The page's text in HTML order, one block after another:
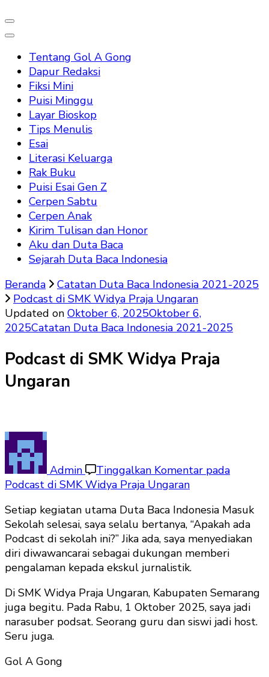
Tentang Gol A Gong
Dapur Redaksi
Fiksi Mini
Puisi Minggu
Layar Bioskop
Tips Menulis
Esai
Literasi Keluarga
Rak Buku
Puisi Esai Gen Z
Cerpen Sabtu
Cerpen Anak
Kirim Tulisan dan Honor
Aku dan Duta Baca
Sejarah Duta Baca Indonesia
Beranda
Catatan Duta Baca Indonesia 2021-2025
Podcast di SMK Widya Praja Ungaran
Updated on Oktober 6, 2025Oktober 6,
2025Catatan Duta Baca Indonesia 2021-2025
Podcast di SMK Widya Praja
Ungaran
Admin Tinggalkan Komentar pada
Podcast di SMK Widya Praja Ungaran
Setiap kegiatan utama Duta Baca Indonesia Masuk
Sekolah selesai, saya selalu bertanya, “Apakah ada
Podcast di sekolah ini?” Jika ada, saya menyediakan
diri diwawancarai sebagai dukungan memberi
pengalaman kepada ekskul jurnalistik.
Di SMK Widya Praja Ungaran, Kabupaten Semarang
juga begitu. Pada Rabu, 1 Oktober 2025, saya jadi
narasuber podsat. Seorang guru dan siswi jadi host.
Seru juga.
Gol A Gong